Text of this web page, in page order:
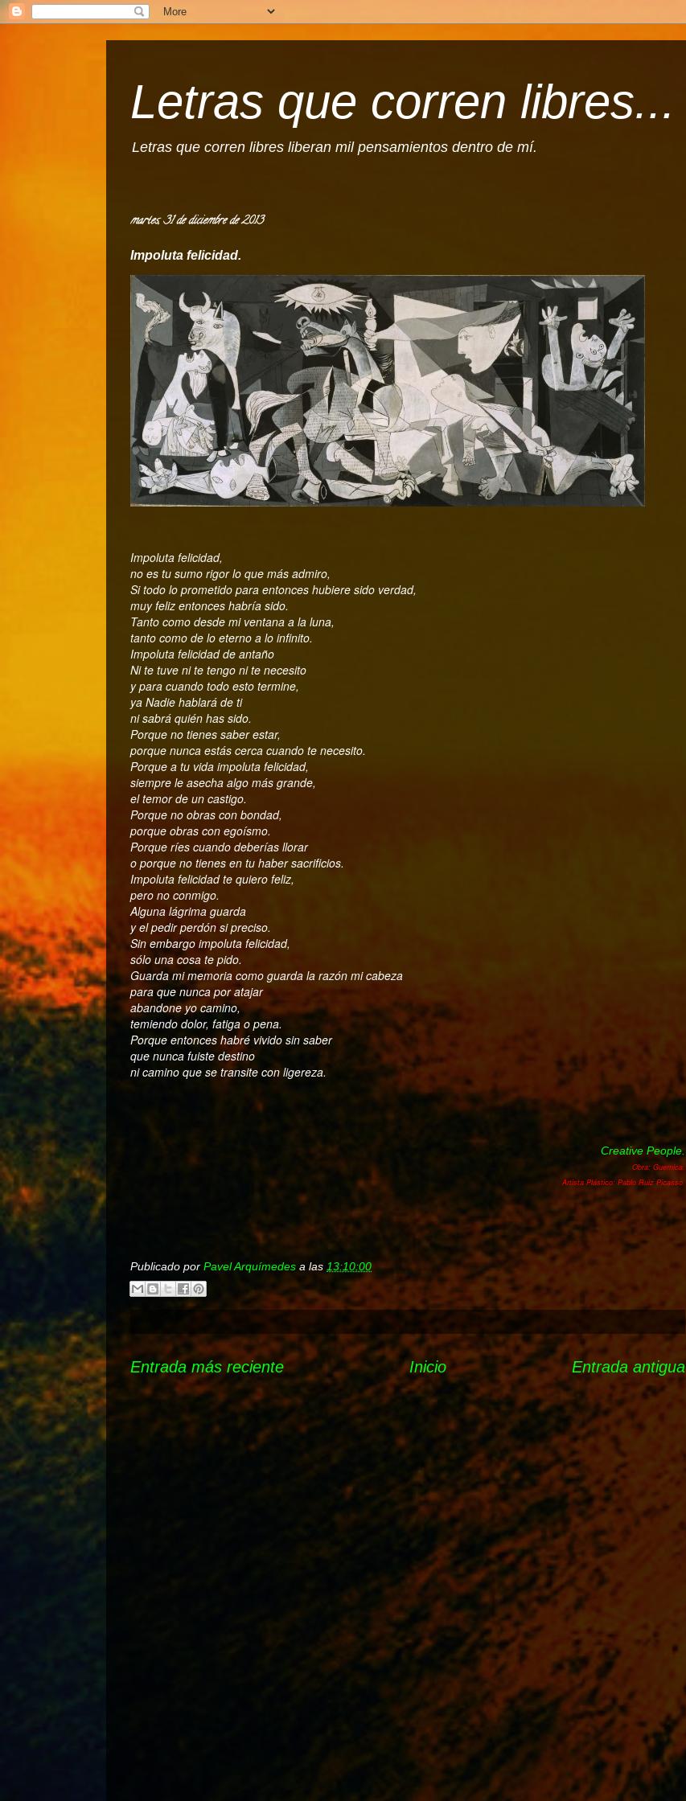
Letras que corren libres...
Letras que corren libres liberan mil pensamientos dentro de mí.
martes, 31 de diciembre de 2013
Impoluta felicidad.
Impoluta felicidad,
no es tu sumo rigor lo que más admiro,
Si todo lo prometido para entonces hubiere sido verdad,
muy feliz entonces habría sido.
Tanto como desde mi ventana a la luna,
tanto como de lo eterno a lo infinito.
Impoluta felicidad de antaño
Ni te tuve ni te tengo ni te necesito
y para cuando todo esto termine,
ya Nadie hablará de ti
ni sabrá quién has sido.
Porque no tienes saber estar,
porque nunca estás cerca cuando te necesito.
Porque a tu vida impoluta felicidad,
siempre le asecha algo más grande,
el temor de un castigo.
Porque no obras con bondad,
porque obras con egoísmo.
Porque ríes cuando deberías llorar
o porque no tienes en tu haber sacrificios.
Impoluta felicidadte quiero feliz,
pero no conmigo.
Alguna lágrima guarda
y el pedir perdón si preciso.
Sin embargo impoluta felicidad,
sólo una cosa te pido.
Guarda mi memoria como guarda la razón mi cabeza
para que nunca por atajar
abandone yo camino,
temiendo dolor, fatiga o pena.
Porque entonces habré vivido sin saber
que nunca fuiste destino
ni camino que se transite con ligereza.
Creative People.
Obra: Guernica.
Artista Plástico: Pablo Ruiz Picasso.
Publicado por Pavel Arquímedes a las 13:10:00
Entrada más reciente Entrada antigua
Inicio